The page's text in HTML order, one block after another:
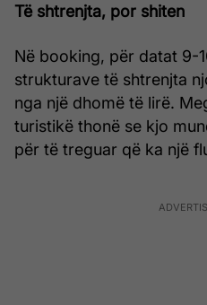
Të shtrenjta, por shiten
Në booking, për datat 9-
strukturave të shtrenjta
nga një dhomë të lirë.
turistikë thonë se kjo
për të treguar që ka një